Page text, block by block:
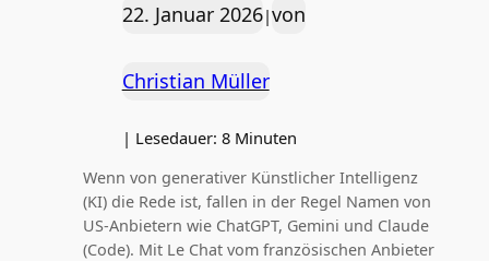
22. Januar 2026|von
Christian Müller
| Lesedauer: 8 Minuten
Wenn von generativer Künstlicher Intelligenz
(KI) die Rede ist, fallen in der Regel Namen von
US-Anbietern wie ChatGPT, Gemini und Claude
(Code). Mit Le Chat vom französischen Anbieter